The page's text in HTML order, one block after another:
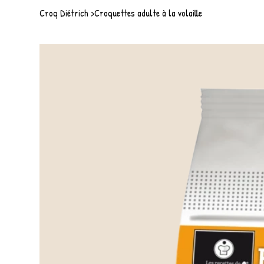
Croq Diétrich >Croquettes adulte à la volaille